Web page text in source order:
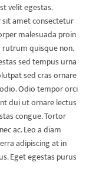
velit egestas.
amet consectetur
malesuada proin
rutrum quisque non.
sed tempus urna
sed cras ornare
Odio tempor orci
dui ut ornare lectus
congue. Tortor
ac. Leo a diam
adipiscing at in
Eget egestas purus